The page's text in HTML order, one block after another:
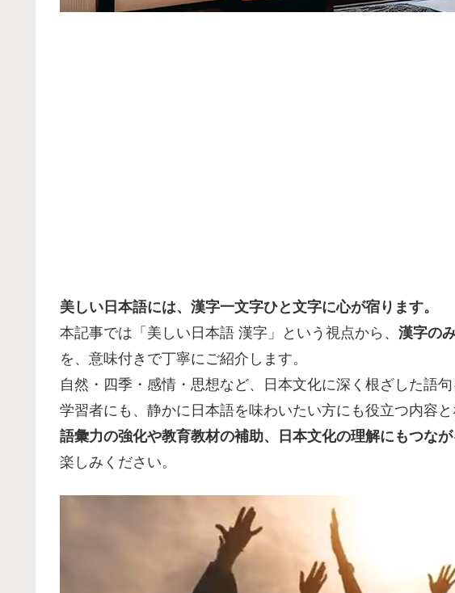
美しい日本語には、漢字一文字ひと文字に心が宿ります。
本記事では「美しい日本語 漢字」という視点から、 漢字の
を、意味付きで丁寧にご紹介します。
自然・四季・感情・思想など、日本文化に深く根ざした語
学習者にも、静かに日本語を味わいたい方にも役立つ内容と
語彙力の強化や教育教材の補助、日本文化の理解にもつなが
楽しみください。